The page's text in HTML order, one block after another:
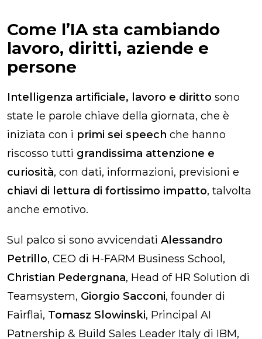
Come l’IA sta cambiando
lavoro, diritti, aziende e
persone
Intelligenza artificiale, lavoro e diritto sono
state le parole chiave della giornata, che è
iniziata con i primi sei speech che hanno
riscosso tutti grandissima attenzione e
curiosità, con dati, informazioni, previsioni e
chiavi di lettura di fortissimo impatto, talvolta
anche emotivo.
Sul palco si sono avvicendati Alessandro
Petrillo, CEO di H-FARM Business School,
Christian Pedergnana, Head of HR Solution di
Teamsystem, Giorgio Sacconi, founder di
Fairflai, Tomasz Slowinski, Principal AI
Patnership & Build Sales Leader Italy di IBM,